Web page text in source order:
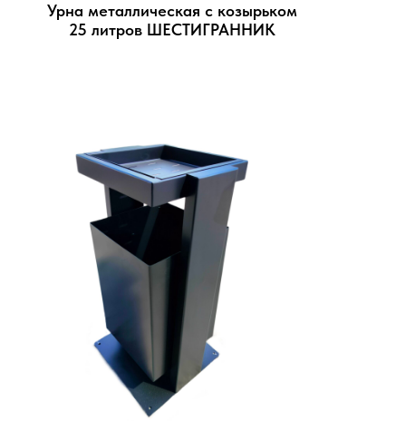
Урна металлическая с козырьком
25 литров ШЕСТИГРАННИК